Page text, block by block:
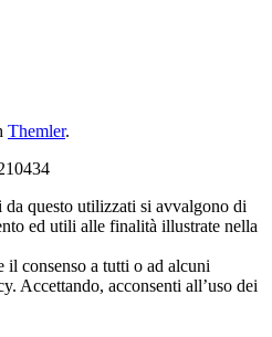
Themler.
questo utilizzati si avvalgono di
ed utili alle finalità illustrate nella
il consenso a tutti o ad alcuni
Accettando, acconsenti all’uso dei